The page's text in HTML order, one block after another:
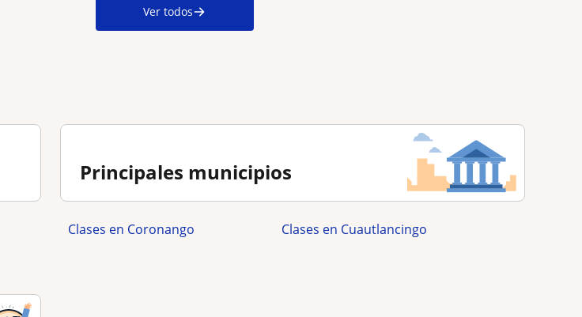
Ver todos
Principales municipios
Clases en Coronango Clases en Cuautlancingo